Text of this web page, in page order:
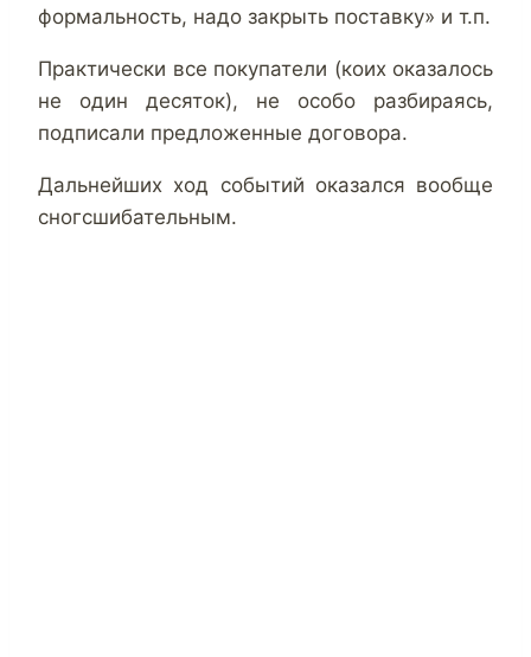
формальность, надо закрыть поставку» и т.п.
Практически все покупатели (коих оказалось
не один десяток), не особо разбираясь,
подписали предложенные договора.
Дальнейших ход событий оказался вообще
сногсшибательным.